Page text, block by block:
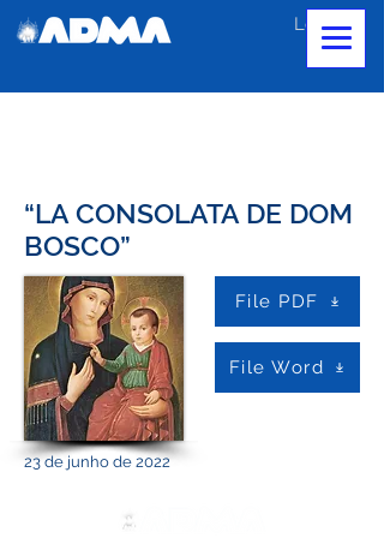
Login
“LA CONSOLATA DE DOM
BOSCO”
File PDF
File Word
23 de junho de 2022